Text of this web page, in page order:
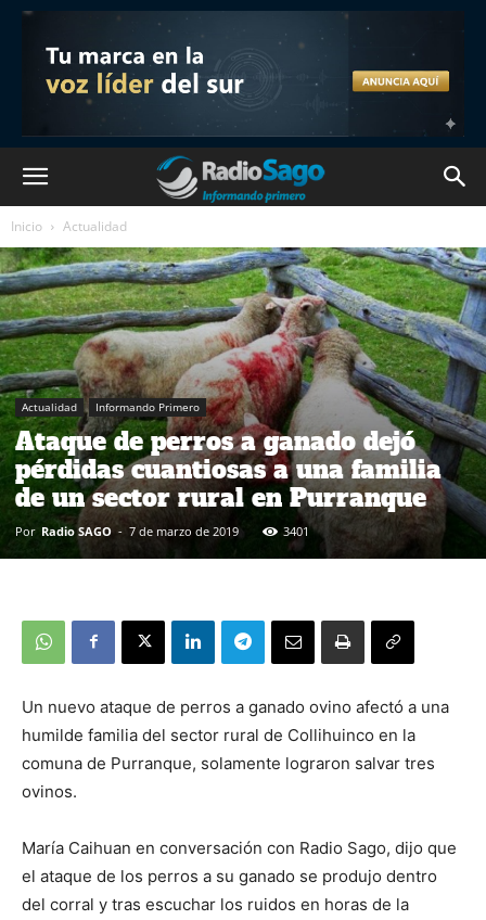
Inicio Actualidad
Actualidad Informando Primero
Ataque de perros a ganado dejó
pérdidas cuantiosas a una familia
de un sector rural en Purranque
Por Radio SAGO - 7 de marzo de 2019 3401
Un nuevo ataque de perros a ganado ovino afectó a una
humilde familia del sector rural de Collihuinco en la
comuna de Purranque, solamente lograron salvar tres
ovinos.
María Caihuan en conversación con Radio Sago, dijo que
el ataque de los perros a su ganado se produjo dentro
del corral y tras escuchar los ruidos en horas de la